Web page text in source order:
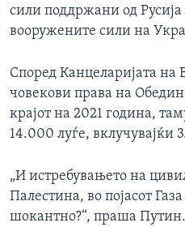
сили поддржани од Русија
вооружените сили на
Според Канцеларијата на
човекови права на
крајот на 2021 година,
14.000 луѓе, вклучувајќи
„И истребувањето на
Палестина, во појасот
шокантно?“, праша Путин.